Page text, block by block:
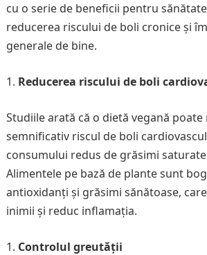
cu o serie de beneficii pentru
reducerea riscului de boli cronice și
generale de bine.
Reducerea riscului de boli
Studiile arată că o dietă vegană poate
semnificativ riscul de boli
consumului redus de grăsimi
Alimentele pe bază de plante sunt
antioxidanți și grăsimi sănătoase,
inimii și reduc inflamația.
Controlul greutății